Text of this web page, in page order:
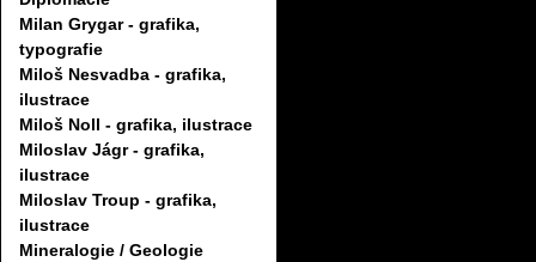
Milan Grygar - grafika,
typografie
Miloš Nesvadba - grafika,
ilustrace
Miloš Noll - grafika, ilustrace
Miloslav Jágr - grafika,
ilustrace
Miloslav Troup - grafika,
ilustrace
Mineralogie / Geologie